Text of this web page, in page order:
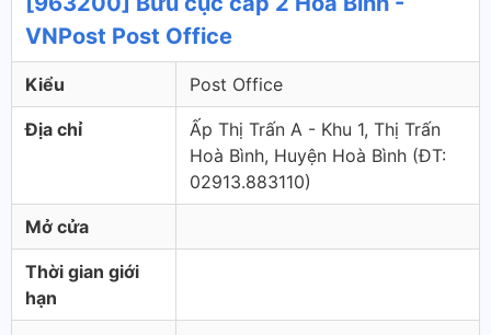
VNPost Post Office
Kiểu Post Office
Địa chỉ
Ấp Thị Trấn A - Khu 1, Thị Trấn
Hoà Bình, Huyện Hoà Bình (ÐT:
02913.883110)
Mở cửa
Thời gian giới
hạn